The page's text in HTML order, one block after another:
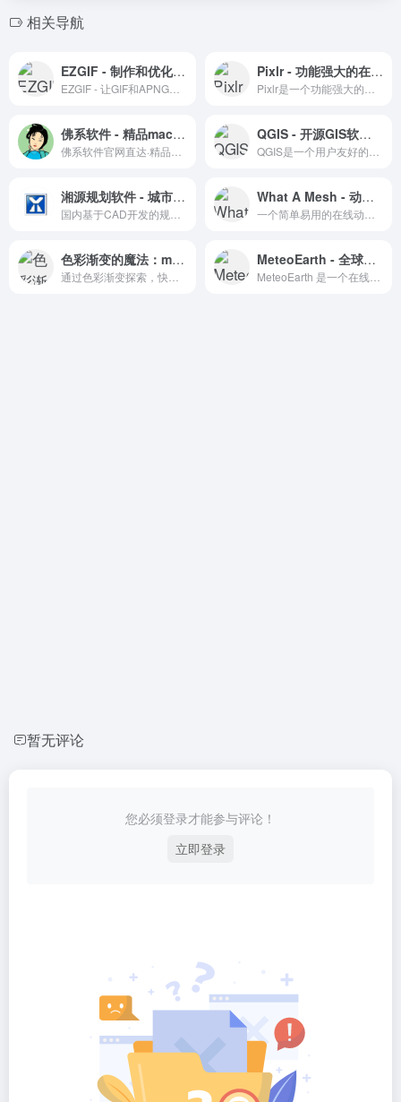
相关导航
EZGIF - 制作和优化APNG格式图片的在线工具 Pixlr - 功能强大的在线图片编辑工具
佛系软件 - 精品mac破解软件分享 QGIS - 开源GIS软件的卓越选择
湘源规划软件 - 城市规划设计软件专家 What A Mesh - 动态渐变背景生成器
色彩渐变的魔法：mcg.mbitson.com 探索 MeteoEarth - 全球天气预报与三维动态效果
暂无评论
您必须登录才能参与评论！
立即登录